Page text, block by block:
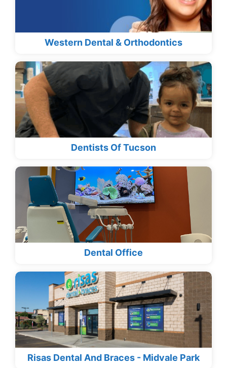
Western Dental & Orthodontics
Dentists Of Tucson
Dental Office
Risas Dental And Braces - Midvale Park